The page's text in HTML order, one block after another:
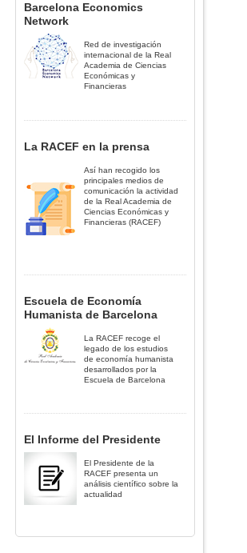
Barcelona Economics
Network
Red de investigación
internacional de la Real
Academia de Ciencias
Económicas y
Financieras
La RACEF en la prensa
Así han recogido los
principales medios de
comunicación la actividad
de la Real Academia de
Ciencias Económicas y
Financieras (RACEF)
Escuela de Economía
Humanista de Barcelona
La RACEF recoge el
legado de los estudios
de economía humanista
desarrollados por la
Escuela de Barcelona
El Informe del Presidente
El Presidente de la
RACEF presenta un
análisis científico sobre la
actualidad